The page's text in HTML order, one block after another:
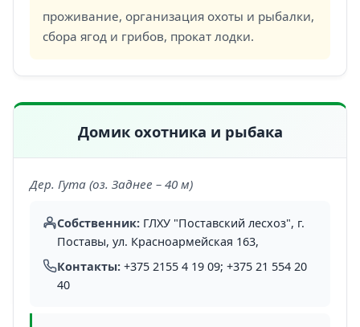
проживание, организация охоты и рыбалки,
сбора ягод и грибов, прокат лодки.
Домик охотника и рыбака
Дер. Гута (оз. Заднее – 40 м)
Собственник: ГЛХУ "Поставский лесхоз", г.
Поставы, ул. Красноармейская 163,
Контакты: +375 2155 4 19 09; +375 21 554 20
40